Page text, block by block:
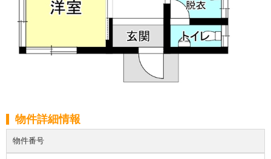
物件詳細情報
物件番号